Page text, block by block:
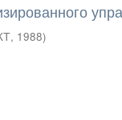
, 1988)